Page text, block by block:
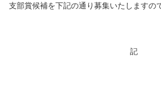
支部賞候補を下記の通り募集いたしますの
記